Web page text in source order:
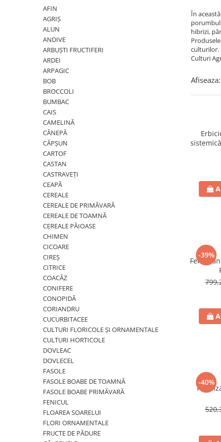
ARBUȘTI FRUCTIFERI
Fertilizanți foliari
Fertilizanți foliari
Dezinfectant sol
Fertilizanți foliari
Fertilizanți foliari
Biostimulatori
Fertilizanți foliari
ARDEI IUTE
Fertilizanți foliari
Biostimulatori
Fertilizanți foliari
Fertilizanți foliari
Biostimulatori
Fertilizanți foliari
CASTRAVEȚI
Fertilizanți foliari
CASTRAVEȚI CORNIȘON
Biostimulatori
Fertilizanți foliari
CEREALE PĂIOASE
În
hibrizi,
culturilor.
Culturi
AFIN
AGRIȘ
ALUN
ANDIVE
ARBUȘTI FRUCTIFERI
ARDEI
ARPAGIC
BOB
BROCCOLI
BUMBAC
CAIS
CAMELINĂ
CÂNEPĂ
CĂPȘUN
CARTOF
CASTAN
CASTRAVEȚI
CEAPĂ
CEREALE
CEREALE DE PRIMĂVARĂ
CEREALE DE TOAMNĂ
CEREALE PĂIOASE
CHIMEN
CICOARE
CIREȘ
CITRICE
COACĂZ
CONIFERE
CONOPIDĂ
CORIANDRU
CUCURBITACEE
CULTURI FLORICOLE ȘI ORNAMENTALE
CULTURI HORTICOLE
DOVLEAC
DOVLECEL
FASOLE
FASOLE BOABE DE TOAMNĂ
FASOLE BOABE PRIMĂVARĂ
FENICUL
FLOAREA SOARELUI
FLORI ORNAMENTALE
FRUCTE DE PĂDURE
Afiseaza:
-39%
-40%